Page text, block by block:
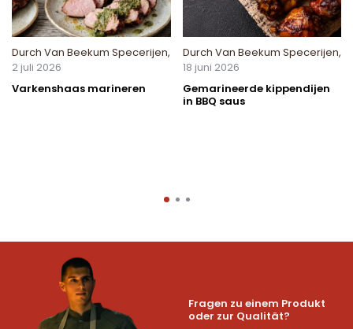
Durch Van Beekum Specerijen,
2 juli 2026
Varkenshaas marineren
Durch Van Beekum Specerijen,
18 juni 2026
Gemarineerde kippendijen
in BBQ saus
Fragen zu einem Produkt
oder zur Qualität?